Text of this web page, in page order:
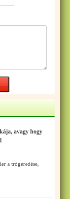
avagy hogy
a trógeredése,